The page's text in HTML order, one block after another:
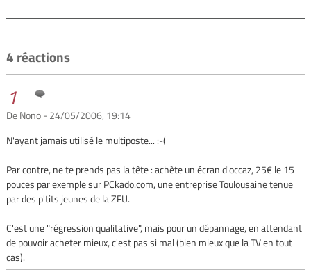
4 réactions
1
DeNono- 24/05/2006, 19:14
N'ayant jamais utilisé le multiposte... :-(
Par contre, ne te prends pas la tête : achète un écran d'occaz, 25€ le 15
pouces par exemple sur PCkado.com, une entreprise Toulousaine tenue
par des p'tits jeunes de la ZFU.
C'est une "régression qualitative", mais pour un dépannage, en attendant
de pouvoir acheter mieux, c'est pas si mal (bien mieux que la TV en tout
cas).